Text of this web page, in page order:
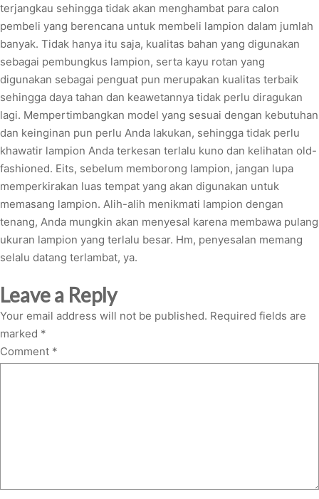
terjangkau sehingga tidak akan menghambat para calon
pembeli yang berencana untuk membeli lampion dalam jumlah
banyak. Tidak hanya itu saja, kualitas bahan yang digunakan
sebagai pembungkus lampion, serta kayu rotan yang
digunakan sebagai penguat pun merupakan kualitas terbaik
sehingga daya tahan dan keawetannya tidak perlu diragukan
lagi. Mempertimbangkan model yang sesuai dengan kebutuhan
dan keinginan pun perlu Anda lakukan, sehingga tidak perlu
khawatir lampion Anda terkesan terlalu kuno dan kelihatan old-
fashioned. Eits, sebelum memborong lampion, jangan lupa
memperkirakan luas tempat yang akan digunakan untuk
memasang lampion. Alih-alih menikmati lampion dengan
tenang, Anda mungkin akan menyesal karena membawa pulang
ukuran lampion yang terlalu besar. Hm, penyesalan memang
selalu datang terlambat, ya.
Leave a Reply
Your email address will not be published. Required fields are
marked *
Comment *